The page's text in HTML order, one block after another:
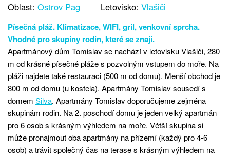
Oblast: Ostrov Pag Letovisko: Vlašiči
Písečná pláž. Klimatizace, WIFI, gril, venkovní sprcha.
Vhodné pro skupiny rodin, které se znají.
Apartmánový dům Tomislav se nachází v letovisku Vlašiči, 280
m od krásné písečné pláže s pozvolným vstupem do moře. Na
pláži najdete také restauraci (500 m od domu). Menší obchod je
800 m od domu (u kostela). Apartmány Tomislav sousedí s
domem Silva. Apartmány Tomislav doporučujeme zejména
skupinám rodin. Na 2. poschodí domu je jeden velký apartmán
pro 6 osob s krásným výhledem na moře. Větší skupina si
může pronajmout oba apartmány na přízemí (každý pro 4-6
osob) a trávit společný čas na terase s krásným výhledem na